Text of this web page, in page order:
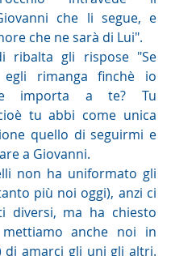
che li segue, e
che ne sarà di Lui".
ribalta gli rispose "Se
rimanga finchè io
importa a te? Tu
tu abbi come unica
quello di seguirmi e
a Giovanni.
non ha uniformato gli
più noi oggi), anzi ci
diversi, ma ha chiesto
anche noi in
di amarci gli uni gli altri.